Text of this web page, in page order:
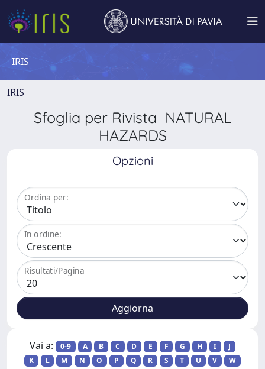
IRIS
IRIS
Sfoglia per Rivista NATURAL
HAZARDS
Opzioni
Ordina per:
In ordine:
Risultati/Pagina
Vai a: 0-9 A B C D E F G H I
J
K
L M N O P Q R S T U V
W